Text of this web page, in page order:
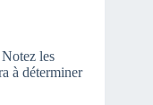
les
à déterminer